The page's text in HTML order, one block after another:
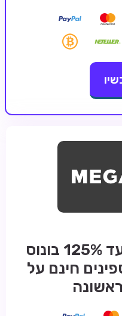
בונוס קבלת פנים: עד 125% בונוס
€450 + 250 ספינים חינם על